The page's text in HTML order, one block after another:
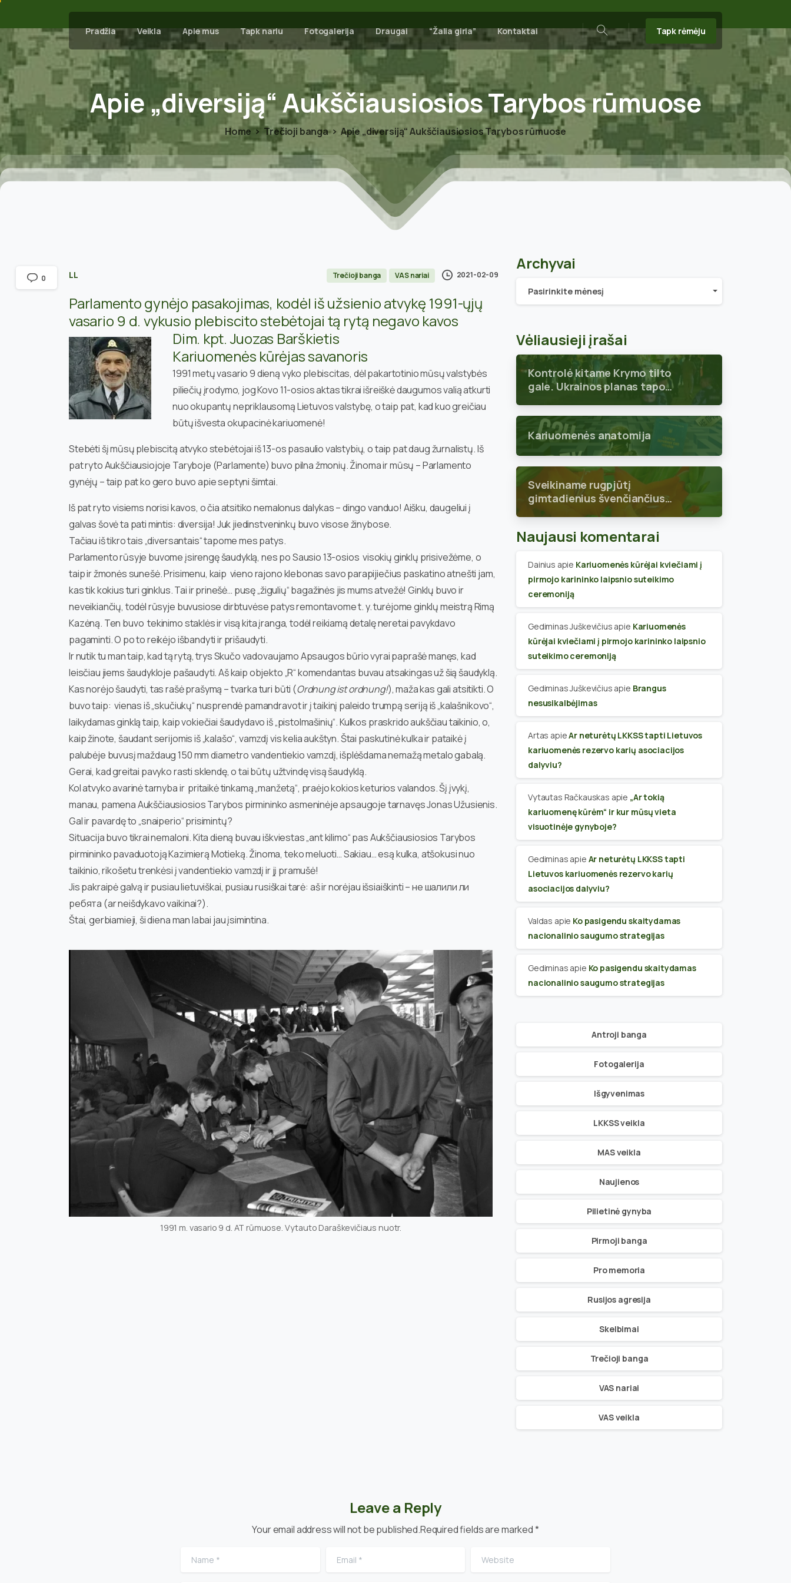
Pradžia Veikla Apie mus Tapk nariu Fotogalerija Draugai “Žalia giria” Kontaktai
Search
Tapk rėmėju
Apie„diversiją“AukščiausiosiosTarybosrūmuose
Home Trečioji banga Apie „diversiją“ Aukščiausiosios Tarybos rūmuose
LL Trečioji banga VAS nariai 2021-02-09
Parlamento gynėjo pasakojimas, kodėl iš užsienio atvykę 1991-ųjų
vasario 9 d. vykusio plebiscito stebėtojai tą rytą negavo kavos
Dim. kpt. Juozas Barškietis
Kariuomenės kūrėjas savanoris
1991 metų vasario 9 dieną vyko plebiscitas, dėl pakartotinio mūsų valstybės
piliečių įrodymo, jog Kovo 11-osios aktas tikrai išreiškė daugumos valią atkurti
nuo okupantų nepriklausomą Lietuvos valstybę, o taip pat, kad kuo greičiau
būtų išvesta okupacinė kariuomenė!
Stebėti šį mūsų plebiscitą atvyko stebėtojai iš 13-os pasaulio valstybių, o taip pat daug žurnalistų. Iš
pat ryto Aukščiausiojoje Taryboje (Parlamente) buvo pilna žmonių. Žinoma ir mūsų – Parlamento
gynėjų – taip pat ko gero buvo apie septyni šimtai.
Iš pat ryto visiems norisi kavos, o čia atsitiko nemalonus dalykas – dingo vanduo! Aišku, daugeliui į
galvas šovė ta pati mintis: diversija! Juk jiedinstveninkų buvo visose žinybose.
Tačiau iš tikro tais „diversantais“ tapome mes patys.
Parlamento rūsyje buvome įsirengę šaudyklą, nes po Sausio 13-osios visokių ginklų prisivežėme, o
taip ir žmonės sunešė. Prisimenu, kaip vieno rajono klebonas savo parapijiečius paskatino atnešti jam,
kas tik kokius turi ginklus. Tai ir prinešė… pusę „žigulių“ bagažinės jis mums atvežė! Ginklų buvo ir
neveikiančių, todėl rūsyje buvusiose dirbtuvėse patys remontavome t. y. turėjome ginklų meistrą Rimą
Kazėną. Ten buvo tekinimo staklės ir visą kita įranga, todėl reikiamą detalę neretai pavykdavo
pagaminti. O po to reikėjo išbandyti ir prišaudyti.
Ir nutik tu man taip, kad tą rytą, trys Skučo vadovaujamo Apsaugos būrio vyrai paprašė manęs, kad
leisčiau jiems šaudykloje pašaudyti. Aš kaip objekto „R“ komendantas buvau atsakingas už šią šaudyklą.
Kas norėjo šaudyti, tas rašė prašymą – tvarka turi būti (Ordnung ist ordnung!), maža kas gali atsitikti. O
buvo taip: vienas iš „skučiukų“ nusprendė pamandravot ir į taikinį paleido trumpą seriją iš „kalašnikovo“,
laikydamas ginklą taip, kaip vokiečiai šaudydavo iš „pistolmašinių“. Kulkos praskrido aukščiau taikinio, o,
kaip žinote, šaudant serijomis iš „kalašo“, vamzdį vis kelia aukštyn. Štai paskutinė kulka ir pataikė į
palubėje buvusį maždaug 150 mm diametro vandentiekio vamzdį, išplėšdama nemažą metalo gabalą.
Gerai, kad greitai pavyko rasti sklendę, o tai būtų užtvindę visą šaudyklą.
Kol atvyko avarinė tarnyba ir pritaikė tinkamą „manžetą“, praėjo kokios keturios valandos. Šį įvykį,
manau, pamena Aukščiausiosios Tarybos pirmininko asmeninėje apsaugoje tarnavęs Jonas Užusienis.
Gal ir pavardę to „snaiperio“ prisimintų?
Situacija buvo tikrai nemaloni. Kita dieną buvau iškviestas „ant kilimo“ pas Aukščiausiosios Tarybos
pirmininko pavaduotoją Kazimierą Motieką. Žinoma, teko meluoti… Sakiau… esą kulka, atšokusi nuo
taikinio, rikošetu trenkėsi į vandentiekio vamzdį ir jį pramušė!
Jis pakraipė galvą ir pusiau lietuviškai, pusiau rusiškai tarė: aš ir norėjau išsiaiškinti – не шалили ли
ребята (ar neišdykavo vaikinai?).
Štai, gerbiamieji, ši diena man labai jau įsimintina.
1991 m. vasario 9 d. AT rūmuose. Vytauto Daraškevičiaus nuotr.
0
Archyvai
Archyvai
Pasirinkite mėnesį
Vėliausieji įrašai
Kontrolė kitame Krymo tilto
gale. Ukrainos planas tapo
Kariuomenės anatomija
Sveikiname rugpjūtį
gimtadienius švenčiančius
skyriaus narius
Naujausi komentarai
Dainius apie Kariuomenės kūrėjai kviečiami į
pirmojo karininko laipsnio suteikimo
ceremoniją
Gediminas Juškevičius apie Kariuomenės
kūrėjai kviečiami į pirmojo karininko laipsnio
suteikimo ceremoniją
Gediminas Juškevičius apie Brangus
nesusikalbėjimas
Artas apieAr neturėtų LKKSS tapti Lietuvos
kariuomenės rezervo karių asociacijos
dalyviu?
Vytautas Račkauskas apie „Ar tokią
kariuomenę kūrėm“ ir kur mūsų vieta
visuotinėje gynyboje?
Gediminas apie Ar neturėtų LKKSS tapti
Lietuvos kariuomenės rezervo karių
asociacijos dalyviu?
Valdas apie Ko pasigendu skaitydamas
nacionalinio saugumo strategijas
Gediminas apie Ko pasigendu skaitydamas
nacionalinio saugumo strategijas
Antroji banga
Fotogalerija
Išgyvenimas
LKKSS veikla
MAS veikla
Naujienos
Pilietinė gynyba
Pirmoji banga
Pro memoria
Rusijos agresija
Skelbimai
Trečioji banga
VAS nariai
VAS veikla
Leave a Reply
Your email address will not be published.Required fields are marked *
Name
Email Website